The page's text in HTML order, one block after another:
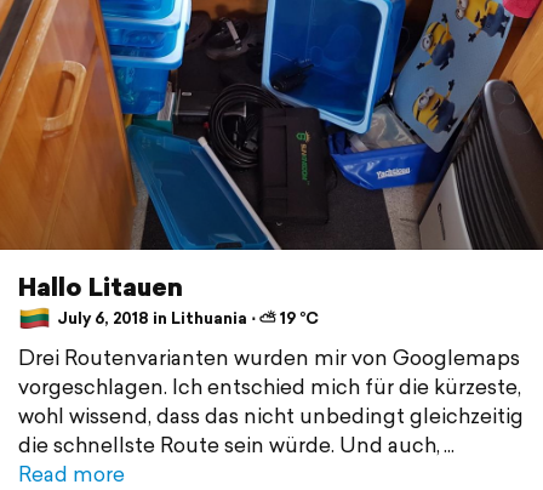
Hallo Litauen
July 6, 2018 in Lithuania ⋅ ⛅ 19 °C
Drei Routenvarianten wurden mir von Googlemaps
vorgeschlagen. Ich entschied mich für die kürzeste,
wohl wissend, dass das nicht unbedingt gleichzeitig
die schnellste Route sein würde. Und auch,
Read more